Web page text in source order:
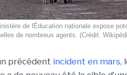
de lÉducation nationale expose
de nombreux agents. (Crédit:
précédent incident en mars,